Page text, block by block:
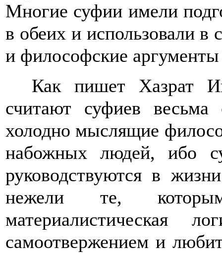
Многие суфии имели
в обеих и использовали в
и философские
Как пишет Хазрат
считают суфиев весьма
холодно мыслящие
набожных людей, ибо
руководствуются в
нежели те,
самоотвержением и